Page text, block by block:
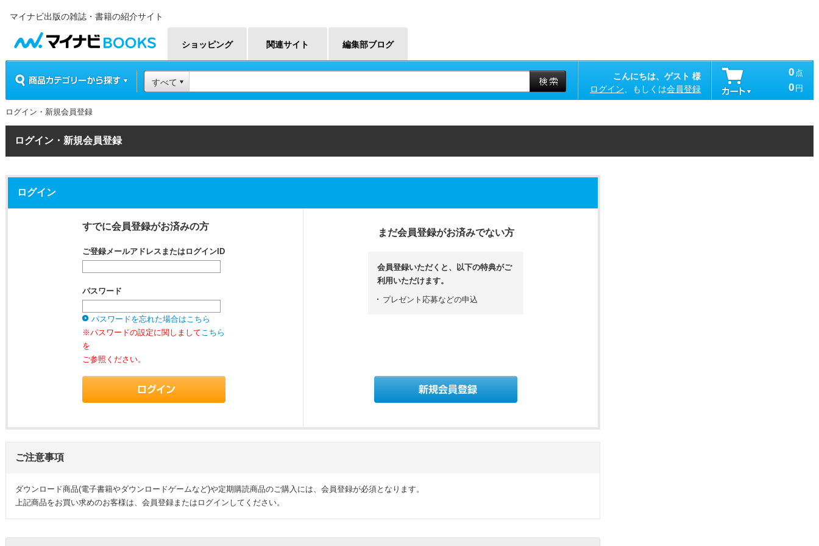
マイナビ出版の雑誌・書籍の紹介サイト
ショッピング 関連サイト 編集部ブログ
すべて
こんにちは、ゲスト 様
ログイン 、もしくは会員登録
0 点
0 円
ログイン・新規会員登録
ログイン・新規会員登録
ログイン
すでに会員登録がお済みの方
ご登録メールアドレスまたはログインID
パスワード
パスワードを忘れた場合はこちら
※パスワードの設定に関しましてこちら
を
ご参照ください。
まだ会員登録がお済みでない方
会員登録いただくと、以下の特典がご
利用いただけます。
プレゼント応募などの申込
ご注意事項
ダウンロード商品(電子書籍やダウンロードゲームなど)や定期購読商品のご購入には、会員登録が必須となります。
上記商品をお買い求めのお客様は、会員登録またはログインしてください。